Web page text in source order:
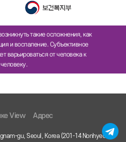
такие осложнения, как
и воспаление. Субъективное
варьироваться от человека к
человеку.
View Адрес
gu, Seoul, Korea (201-14 Nonhyeon-